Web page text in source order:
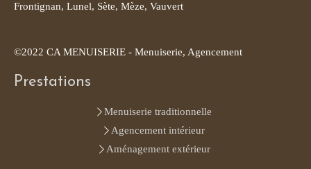
Frontignan, Lunel, Sète, Mèze, Vauvert
©2022 CA MENUISERIE - Menuiserie, Agencement
Prestations
Menuiserie traditionnelle
Agencement intérieur
Aménagement extérieur